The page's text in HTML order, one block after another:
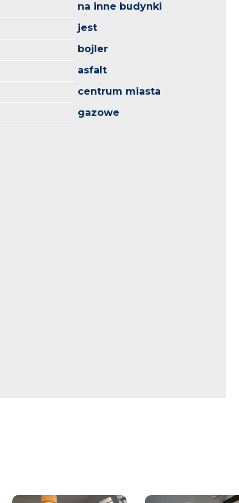
na inne budynki
jest
bojler
asfalt
centrum miasta
gazowe